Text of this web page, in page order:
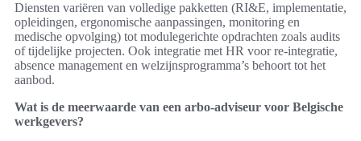
Diensten variëren van volledige pakketten (RI&E, implementatie,
opleidingen, ergonomische aanpassingen, monitoring en
medische opvolging) tot modulegerichte opdrachten zoals audits
of tijdelijke projecten. Ook integratie met HR voor re-integratie,
absence management en welzijnsprogramma’s behoort tot het
aanbod.
Wat is de meerwaarde van een arbo-adviseur voor Belgische
werkgevers?